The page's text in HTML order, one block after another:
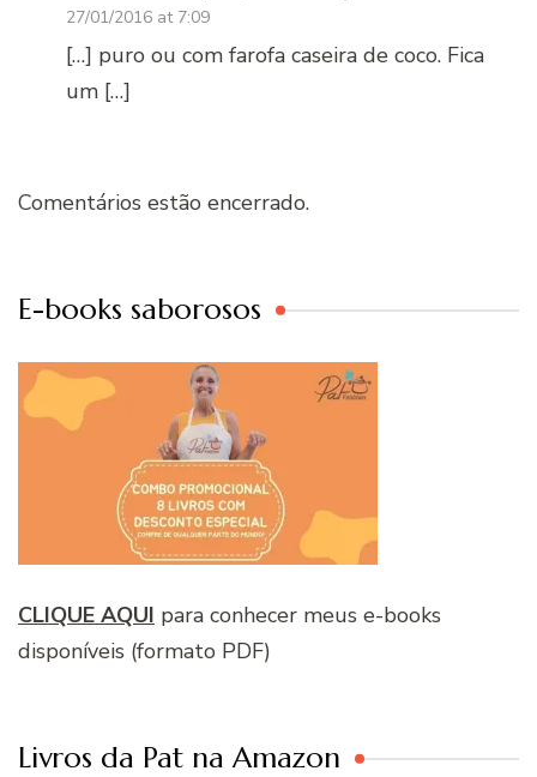
27/01/2016 at 7:09
[…] puro ou com farofa caseira de coco. Fica
um […]
Comentários estão encerrado.
E-books saborosos
CLIQUE AQUI para conhecer meus e-books
disponíveis (formato PDF)
Livros da Pat na Amazon